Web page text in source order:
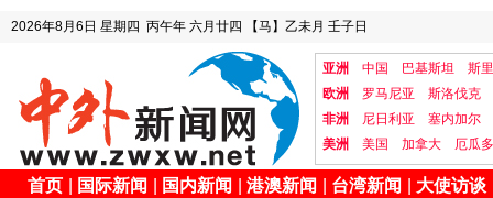
2026年8月6日 星期四 丙午年 六月廿四 【马】乙未月 壬子日
亚洲 中国 巴基斯坦
斯
欧洲
罗马尼亚
斯洛伐克
非洲
尼日利亚
塞内加尔
美洲
美国 加拿大 厄瓜
首页 国际新闻 国内新闻 港澳新闻 台湾新闻 大使访谈